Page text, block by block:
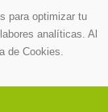
para optimizar tu
analíticas. Al
de Cookies.